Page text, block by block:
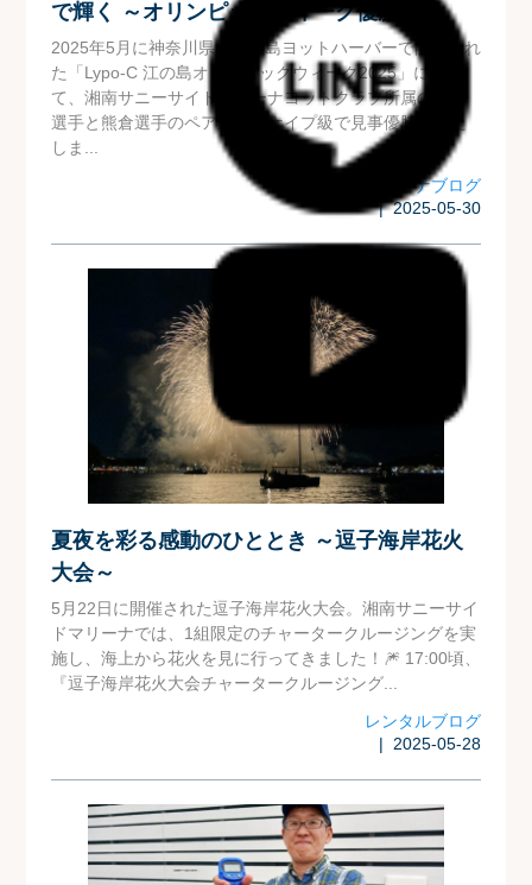
で輝く ～オリンピックウィーク優勝🏅～
2025年5月に神奈川県・江の島ヨットハーバーで開催され
た「Lypo-C 江の島オリンピックウィーク2025」におい
て、湘南サニーサイドマリーナヨットクラブ所属の井嶋
選手と熊倉選手のペアが、スナイプ級で見事優勝を果た
しま...
マリーナブログ
| 2025-05-30
夏夜を彩る感動のひととき ～逗子海岸花火
大会～
5月22日に開催された逗子海岸花火大会。湘南サニーサイ
ドマリーナでは、1組限定のチャータークルージングを実
施し、海上から花火を見に行ってきました！🎆 17:00頃、
『逗子海岸花火大会チャータークルージング...
レンタルブログ
| 2025-05-28